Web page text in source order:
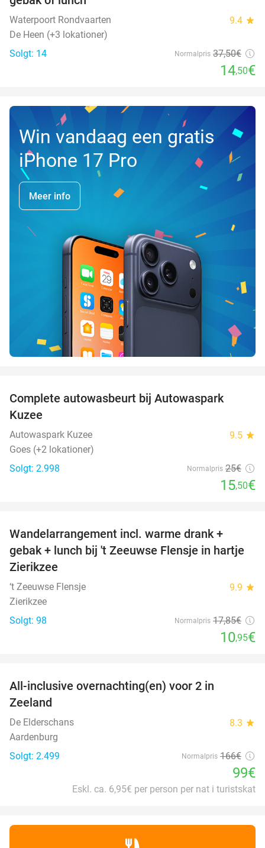
Waterpoort Rondvaarten 9.4 star
De Heen (+3 lokationer)
Solgt: 14
Normalpris 37,50€
14,50€
Win vandaag een gratis
iPhone 17 Pro
Meer info
Complete autowasbeurt bij Autowaspark
Kuzee
Autowaspark Kuzee 9.5 star
Goes (+2 lokationer)
Solgt: 2.998
Normalpris 25€
15,50€
Wandelarrangement incl. warme drank +
gebak + lunch bij 't Zeeuwse Flensje in hartje
Zierikzee
‘t Zeeuwse Flensje 9.9 star
Zierikzee
Solgt: 98
Normalpris 17,85€
10,95€
All-inclusive overnachting(en) voor 2 in
Zeeland
De Elderschans 8.3 star
Aardenburg
Solgt: 2.499
Normalpris 166€
99€
Eskl. ca. 6,95€ per person per nat i turistskat